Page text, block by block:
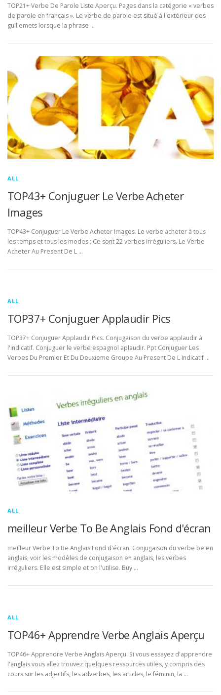
TOP21+ Verbe De Parole Liste Aperçu. Pages dans la catégorie « verbes
de parole en français ». Le verbe de parole est situé à l'extérieur des
guillemets lorsque la phrase …
ALL
TOP43+ Conjuguer Le Verbe Acheter
Images
TOP43+ Conjuguer Le Verbe Acheter Images. Le verbe acheter à tous
les temps et tous les modes : Ce sont 22 verbes irréguliers. Le Verbe
Acheter Au Present De L …
ALL
TOP37+ Conjuguer Applaudir Pics
TOP37+ Conjuguer Applaudir Pics. Conjugaison du verbe applaudir à
l'indicatif. Conjuguer le verbe espagnol aplaudir. Ppt Conjuguer Les
Verbes Du Premier Et Du Deuxieme Groupe Au Present De L Indicatif …
ALL
meilleur Verbe To Be Anglais Fond d'écran
meilleur Verbe To Be Anglais Fond d'écran. Conjugaison du verbe be en
anglais, voir les modèles de conjugaison en anglais, les verbes
irréguliers. Elle est simple et on l'utilise. Buy …
ALL
TOP46+ Apprendre Verbe Anglais Aperçu
TOP46+ Apprendre Verbe Anglais Aperçu. Si vous essayez d'apprendre
l'anglais vous allez trouvez quelques ressources utiles, y compris des
cours sur les adjectifs, les adverbes, les articles, le féminin, la …